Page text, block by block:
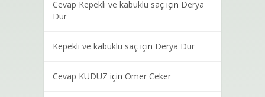
Cevap Kepekli ve kabuklu saçiçin Derya
Dur
Kepekli ve kabuklu saçiçin Derya Dur
Cevap KUDUZ için Ömer Ceker